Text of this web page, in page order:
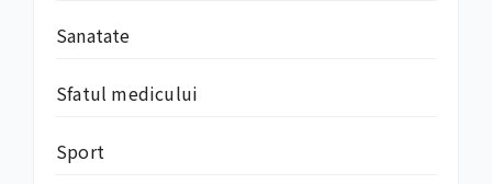
Sanatate
Sfatul medicului
Sport